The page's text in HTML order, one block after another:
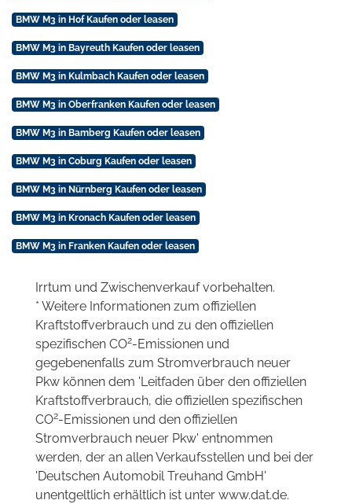
BMW M3 in Hof Kaufen oder leasen
BMW M3 in Bayreuth Kaufen oder leasen
BMW M3 in Kulmbach Kaufen oder leasen
BMW M3 in Oberfranken Kaufen oder leasen
BMW M3 in Bamberg Kaufen oder leasen
BMW M3 in Coburg Kaufen oder leasen
BMW M3 in Nürnberg Kaufen oder leasen
BMW M3 in Kronach Kaufen oder leasen
BMW M3 in Franken Kaufen oder leasen
Irrtum und Zwischenverkauf vorbehalten.
* Weitere Informationen zum offiziellen
Kraftstoffverbrauch und zu den offiziellen
spezifischen CO2-Emissionen und
gegebenenfalls zum Stromverbrauch neuer
Pkw können dem 'Leitfaden über den offiziellen
Kraftstoffverbrauch, die offiziellen spezifischen
CO2-Emissionen und den offiziellen
Stromverbrauch neuer Pkw' entnommen
werden, der an allen Verkaufsstellen und bei der
'Deutschen Automobil Treuhand GmbH'
unentgeltlich erhältlich ist unter www.dat.de.